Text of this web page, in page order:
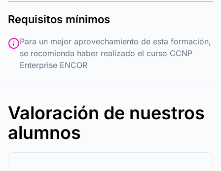
Requisitos mínimos
Para un mejor aprovechamiento de esta formación,
se recomienda haber realizado el curso CCNP
Enterprise ENCOR
Valoración de nuestros
alumnos